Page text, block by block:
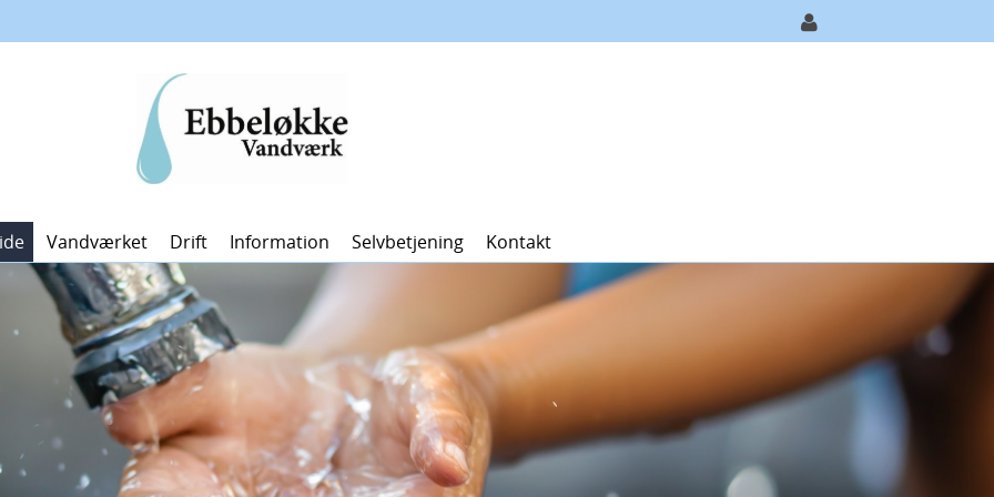
Vandværket Drift Information Selvbetjening Kontakt